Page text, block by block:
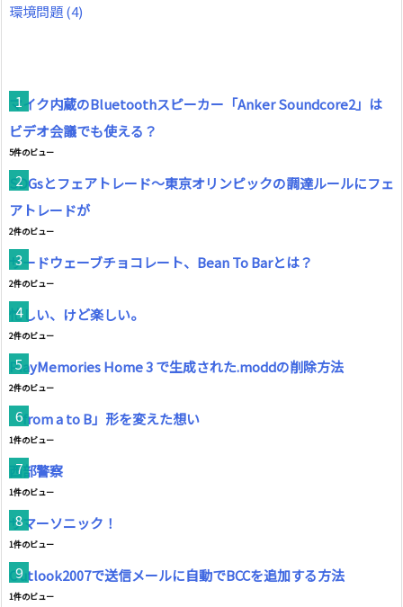
環境問題(4)
マイク内蔵のBluetoothスピーカー「Anker Soundcore2」は
ビデオ会議でも使える？
5件のビュー
SDGsとフェアトレード～東京オリンピックの調達ルールにフェ
アトレードが
2件のビュー
サードウェーブチョコレート、Bean To Barとは？
2件のビュー
忙しい、けど楽しい。
2件のビュー
PlayMemories Home 3 で生成された.moddの削除方法
2件のビュー
「from a to B」形を変えた想い
1件のビュー
西部警察
1件のビュー
サマーソニック！
1件のビュー
Outlook2007で送信メールに自動でBCCを追加する方法
1件のビュー